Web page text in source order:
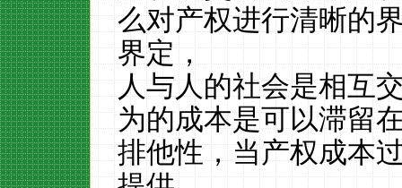
么对产权进行清晰的
界定，
人与人的社会是相互
为的成本是可以滞留
排他性，当产权成本